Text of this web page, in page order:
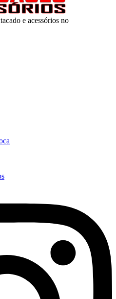
e acessórios no